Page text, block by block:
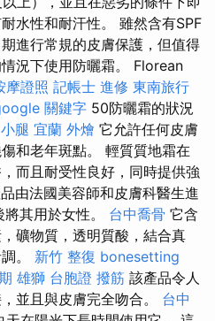
水性和耐汗性。 雖然含有SPF
進行常規的皮膚保護，但值得
況下使用防曬霜。 Florean
摩證照 記帳士 進修 東南旅行
關鍵字 50防曬霜的狀況
腿 宜蘭 外燴 它允許任何皮膚
和老年斑點。 輕質質地霜在
而且耐受性良好，同時提供強
由法國美容師和皮膚科醫生進
其用於女性。 台中喬骨 它含
礦物質，透明質酸，結合真
。 新竹 整復 bonesetting
雄獅 台胞證 撥筋 該產品令人
並且與皮膚完全吻合。 台中